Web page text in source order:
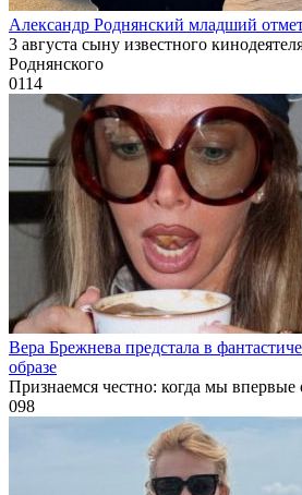
Александр Роднянский младший
3 августа сыну известного
Роднянского
0114
Вера Брежнева предстала в
образе
Признаемся честно: когда мы
098